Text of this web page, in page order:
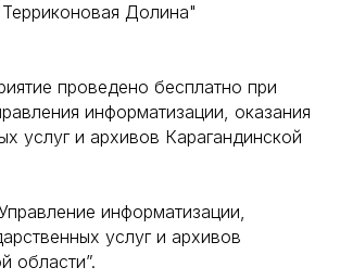
Долина"
проведено бесплатно при
информатизации, оказания
услуг и архивов Карагандинской
информатизации,
услуг и архивов
области”.